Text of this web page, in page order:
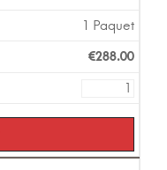
1 Paquet
€288.00